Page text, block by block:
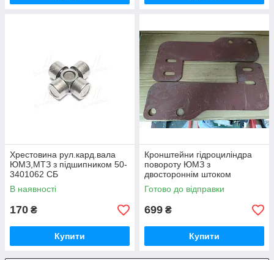
Хрестовина рул.кард.вала
ЮМЗ,МТЗ з підшипником 50-
3401062 СБ
В наявності
170 ₴
Купити
Кронштейни гідроциліндра
повороту ЮМЗ з
двостороннім штоком
(комплект 2 шт)
Готово до відправки
699 ₴
Купити